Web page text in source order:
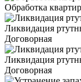
Обработка
Ликвидация
Договорная
Ликвидация
Договорная